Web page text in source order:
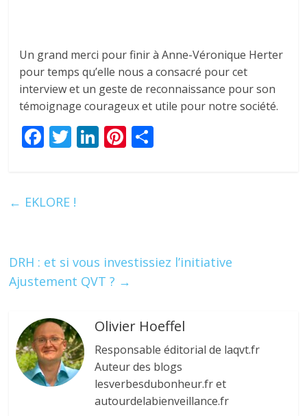
Un grand merci pour finir à Anne-Véronique Herter
pour temps qu’elle nous a consacré pour cet
interview et un geste de reconnaissance pour son
témoignage courageux et utile pour notre société.
F
b
k
T
er
Li Pi
← EKLORE !
DRH : et si vous investissiez l’initiative
Ajustement QVT ? →
Olivier Hoeffel
Responsable éditorial de laqvt.fr
Auteur des blogs
lesverbesdubonheur.fr et
autourdelabienveillance.fr